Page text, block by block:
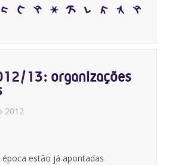
13: organizações
2012
estão já apontadas